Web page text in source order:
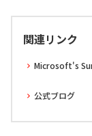
関連リンク
Microsoft's
公式ブログ